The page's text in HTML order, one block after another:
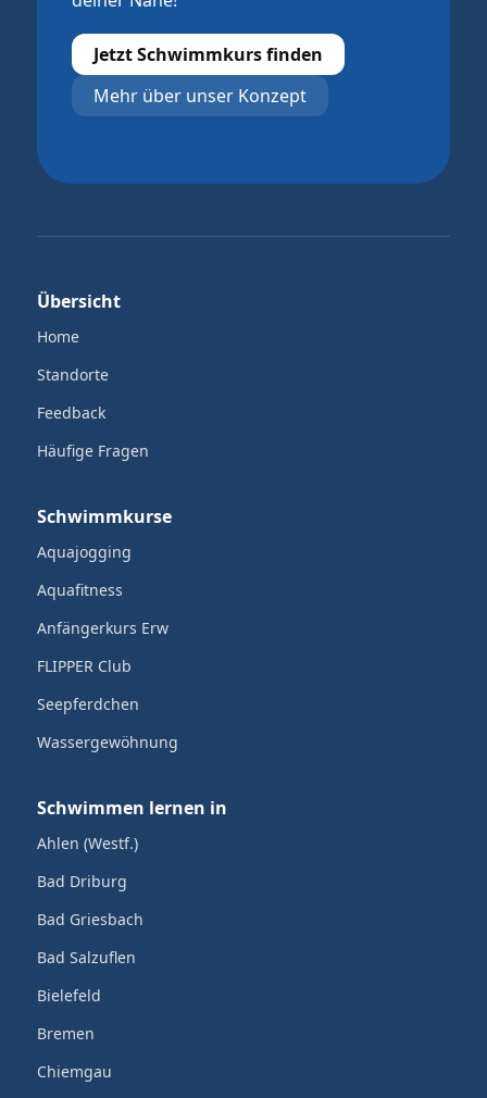
Jetzt Schwimmkurs finden
Mehr über unser Konzept
Übersicht
Home
Standorte
Feedback
Häufige Fragen
Schwimmkurse
Aquajogging
Aquafitness
Anfängerkurs Erw
FLIPPER Club
Seepferdchen
Wassergewöhnung
Schwimmen lernen in
Ahlen (Westf.)
Bad Driburg
Bad Griesbach
Bad Salzuflen
Bielefeld
Bremen
Chiemgau